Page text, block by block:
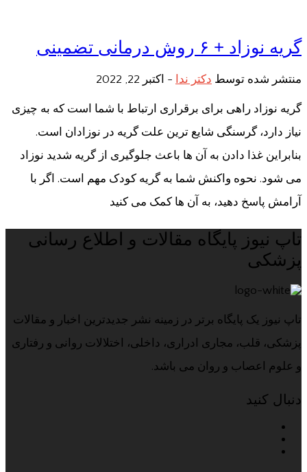
گریه نوزاد + ۶ روش درمانی تضمینی
منتشر شده توسط دکتر ندا - اکتبر 22, 2022
گریه نوزاد راهی برای برقراری ارتباط با شما است که به چیزی
نیاز دارد، گرسنگی شایع ترین علت گریه در نوزادان است.
بنابراین غذا دادن به آن ها باعث جلوگیری از گریه شدید نوزاد
می شود. نحوه واکنش شما به گریه کودک مهم است. اگر با
آرامش پاسخ دهید، به آن ها کمک می کنید
تاپ نیوز پایگاه مقالات و اطلاع رسانی
پزشکی
تاپ نیوز یک پایگاه برتر در زمینه نشر جدیدترین اخبار و مقالات
پزشکی، قلب، مجاری ادراری، داخلی، اختلالات روانی و رفتاری
و علوم اعصاب و روان می باشد.
دنبال کنید